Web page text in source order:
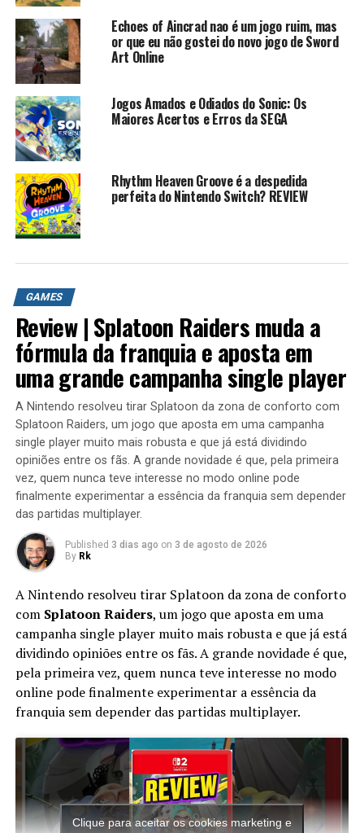
Echoes of Aincrad nao é um jogo ruim, mas
or que eu não gostei do novo jogo de Sword
Art Online
Jogos Amados e Odiados do Sonic: Os
Maiores Acertos e Erros da SEGA
Rhythm Heaven Groove é a despedida
perfeita do Nintendo Switch? REVIEW
GAMES
Review | Splatoon Raiders muda a
fórmula da franquia e aposta em
uma grande campanha single player
A Nintendo resolveu tirar Splatoon da zona de conforto com
Splatoon Raiders, um jogo que aposta em uma campanha
single player muito mais robusta e que já está dividindo
opiniões entre os fãs. A grande novidade é que, pela primeira
vez, quem nunca teve interesse no modo online pode
finalmente experimentar a essência da franquia sem depender
das partidas multiplayer.
Published 3 dias ago on 3 de agosto de 2026
By Rk
A Nintendo resolveu tirar Splatoon da zona de conforto
com Splatoon Raiders, um jogo que aposta em uma
campanha single player muito mais robusta e que já está
dividindo opiniões entre os fãs. A grande novidade é que,
pela primeira vez, quem nunca teve interesse no modo
online pode finalmente experimentar a essência da
franquia sem depender das partidas multiplayer.
Clique para aceitar os cookies marketing e